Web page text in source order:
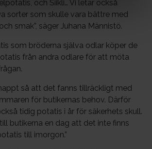
och Siikli… Vi letar också
sorter som skulle vara bättre med
smak”, säger Juhana Männistö.
som bröderna själva odlar köper de
från andra odlare för att möta
så att det fanns tillräckligt med
för butikernas behov. Därför
tidig potatis i år för säkerhets skull.
butikerna en dag att det inte finns
till imorgon.”